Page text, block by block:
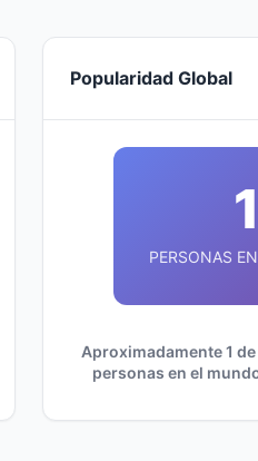
Popularidad Global
1
PERSONAS
Aproximadamente 1
personas en el